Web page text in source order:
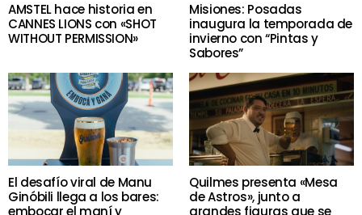
AMSTEL hace historia en
CANNES LIONS con «SHOT
WITHOUT PERMISSION»
Misiones: Posadas
inaugura la temporada de
invierno con “Pintas y
Sabores”
El desafío viral de Manu
Ginóbili llega a los bares:
embocar el maní y
Quilmes presenta «Mesa
de Astros», junto a
grandes figuras que se